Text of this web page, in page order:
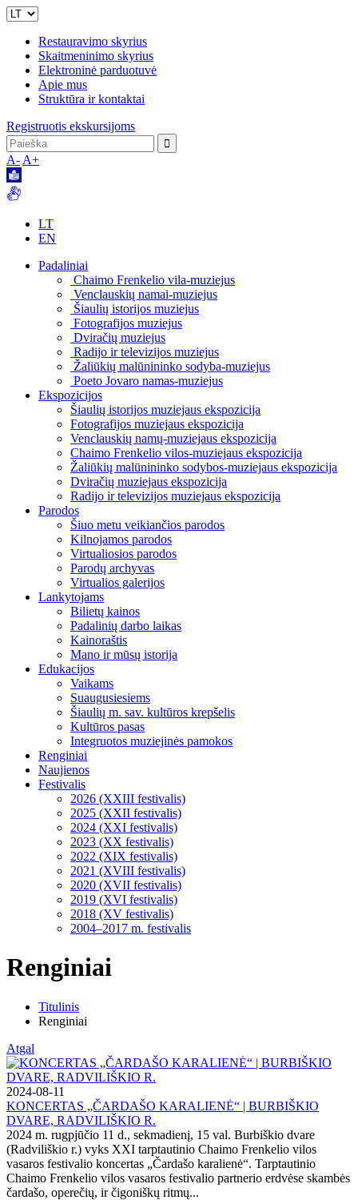
Restauravimo skyrius
Skaitmeninimo skyrius
Elektroninė parduotuvė
Apie mus
Struktūra ir kontaktai
Registruotis ekskursijoms
A- A+
LT
EN
Padaliniai
Chaimo Frenkelio vila-muziejus
Venclauskių namai-muziejus
Šiaulių istorijos muziejus
Fotografijos muziejus
Dviračių muziejus
Radijo ir televizijos muziejus
Žaliūkių malūnininko sodyba-muziejus
Poeto Jovaro namas-muziejus
Ekspozicijos
Šiaulių istorijos muziejaus ekspozicija
Fotografijos muziejaus ekspozicija
Venclauskių namų-muziejaus ekspozicija
Chaimo Frenkelio vilos-muziejaus ekspozicija
Žaliūkių malūnininko sodybos-muziejaus ekspozicija
Dviračių muziejaus ekspozicija
Radijo ir televizijos muziejaus ekspozicija
Parodos
Šiuo metu veikiančios parodos
Kilnojamos parodos
Virtualiosios parodos
Parodų archyvas
Virtualios galerijos
Lankytojams
Bilietų kainos
Padalinių darbo laikas
Kainoraštis
Mano ir mūsų istorija
Edukacijos
Vaikams
Suaugusiesiems
Šiaulių m. sav. kultūros krepšelis
Kultūros pasas
Integruotos muziejinės pamokos
Renginiai
Naujienos
Festivalis
2026 (XXIII festivalis)
2025 (XXII festivalis)
2024 (XXI festivalis)
2023 (XX festivalis)
2022 (XIX festivalis)
2021 (XVIII festivalis)
2020 (XVII festivalis)
2019 (XVI festivalis)
2018 (XV festivalis)
2004–2017 m. festivalis
Renginiai
Titulinis
Renginiai
Atgal
2024-08-11
KONCERTAS „ČARDAŠO KARALIENĖ“ | BURBIŠKIO
DVARE, RADVILIŠKIO R.
2024 m. rugpjūčio 11 d., sekmadienį, 15 val. Burbiškio dvare
(Radviliškio r.) vyks XXI tarptautinio Chaimo Frenkelio vilos
vasaros festivalio koncertas „Čardašo karalienė“. Tarptautinio
Chaimo Frenkelio vilos vasaros festivalio partnerio erdvėse skambės
čardašo, operečių, ir čigoniškų ritmų...